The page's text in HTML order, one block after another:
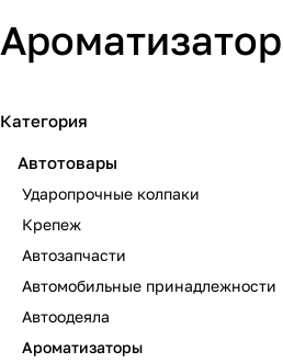
Категория
Автотовары
Ударопрочные колпаки
Крепеж
Автозапчасти
Автомобильные принадлежности
Автоодеяла
Ароматизаторы